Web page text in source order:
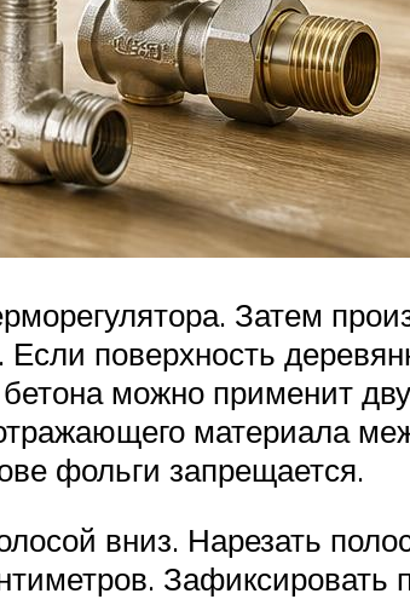
Затем
поверхность
можно применит
материала
фольги запрещается.
вниз. Нарезать